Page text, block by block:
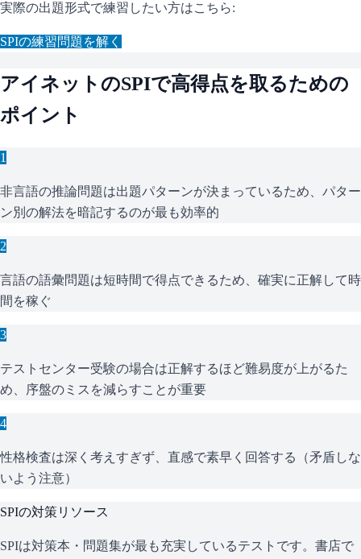
実際の出題形式で練習したい方はこちら:
SPIの練習問題を解く
アイネット のSPIで高得点を取るための
ポイント
1
非言語の推論問題は出題パターンが決まっているため、パター
ン別の解法を暗記するのが最も効率的
2
言語の語彙問題は短時間で得点できるため、確実に正解して時
間を稼ぐ
3
テストセンター受験の場合は正解するほど難易度が上がるた
め、序盤のミスを減らすことが重要
4
性格検査は深く考えすぎず、直感で素早く回答する（矛盾しな
いよう注意）
SPIの対策リソース
SPIは対策本・問題集が最も充実しているテストです。書店で